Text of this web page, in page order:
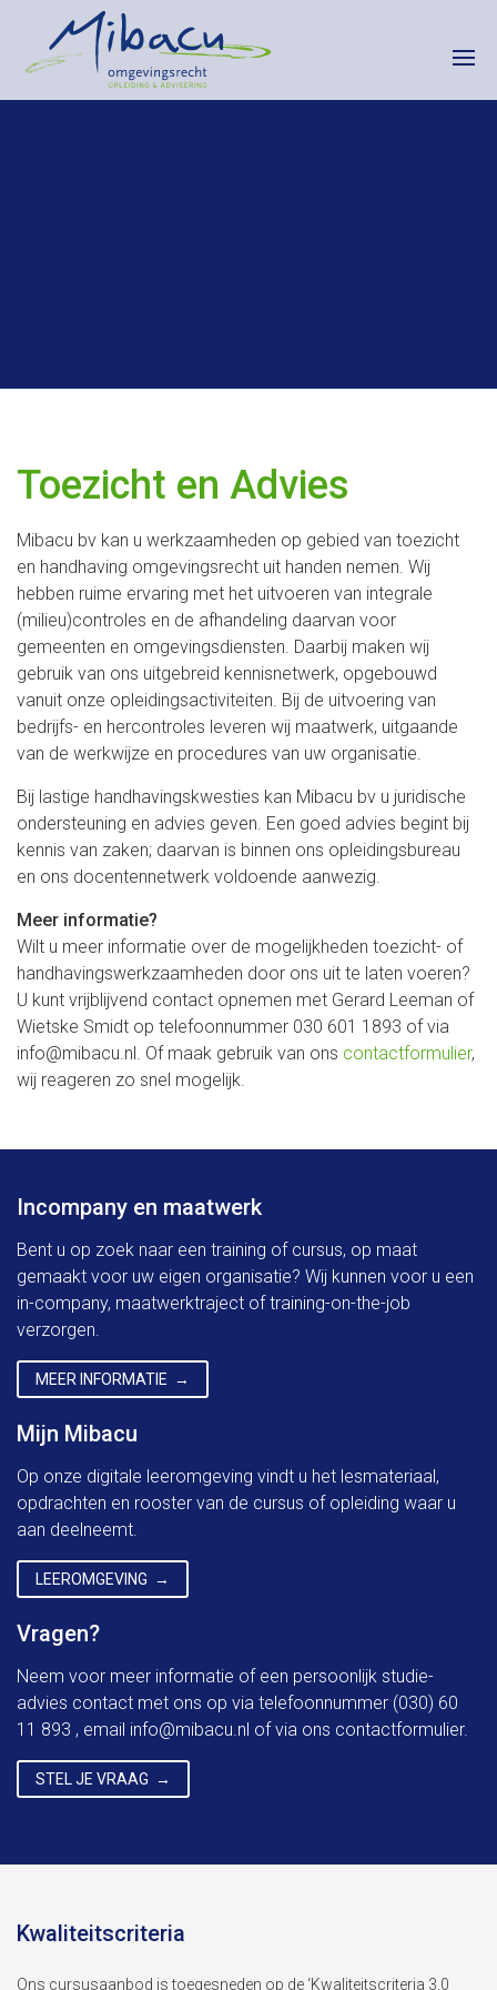
HOME
Toezicht en Advies
Mibacu bv kan u werkzaamheden op gebied van toezicht
en handhaving omgevingsrecht uit handen nemen. Wij
hebben ruime ervaring met het uitvoeren van integrale
(milieu)controles en de afhandeling daarvan voor
gemeenten en omgevingsdiensten. Daarbij maken wij
gebruik van ons uitgebreid kennisnetwerk, opgebouwd
vanuit onze opleidingsactiviteiten. Bij de uitvoering van
bedrijfs- en hercontroles leveren wij maatwerk, uitgaande
van de werkwijze en procedures van uw organisatie.
Bij lastige handhavingskwesties kan Mibacu bv u juridische
ondersteuning en advies geven. Een goed advies begint bij
kennis van zaken; daarvan is binnen ons opleidingsbureau
en ons docentennetwerk voldoende aanwezig.
Meer informatie?
Wilt u meer informatie over de mogelijkheden toezicht- of
handhavingswerkzaamheden door ons uit te laten voeren?
U kunt vrijblijvend contact opnemen met Gerard Leeman of
Wietske Smidt op telefoonnummer 030 601 1893 of via
info@mibacu.nl. Of maak gebruik van ons contactformulier,
wij reageren zo snel mogelijk.
Incompany en maatwerk
Bent u op zoek naar een training of cursus, op maat
gemaakt voor uw eigen organisatie? Wij kunnen voor u een
in-company, maatwerktraject of training-on-the-job
verzorgen.
MEER INFORMATIE
Mijn Mibacu
Op onze digitale leeromgeving vindt u het lesmateriaal,
opdrachten en rooster van de cursus of opleiding waar u
aan deelneemt.
LEEROMGEVING
Vragen?
Neem voor meer informatie of een persoonlijk studie-
advies contact met ons op via telefoonnummer (030) 60
11 893 , email info@mibacu.nl of via ons contactformulier.
STEL JE VRAAG
Kwaliteitscriteria
Ons cursusaanbod is toegesneden op de ‘Kwaliteitscriteria 3.0